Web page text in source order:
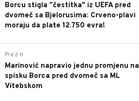
Borcu stigla "čestitka" iz UEFA pred
dvomeč sa Bjelorusima: Crveno-plavi
moraju da plate 12.750 evra!
Pre 2 h
Marinović napravio jednu promjenu na
spisku Borca pred dvomeč sa ML
Vitebskom